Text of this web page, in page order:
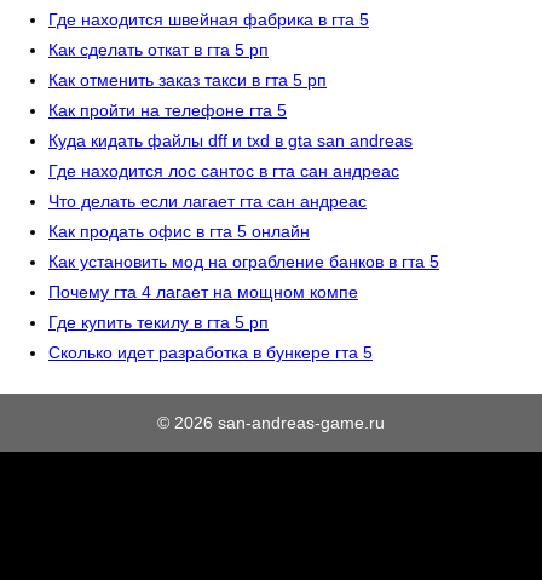
Где находится швейная фабрика в гта 5
Как сделать откат в гта 5 рп
Как отменить заказ такси в гта 5 рп
Как пройти на телефоне гта 5
Куда кидать файлы dff и txd в gta san andreas
Где находится лос сантос в гта сан андреас
Что делать если лагает гта сан андреас
Как продать офис в гта 5 онлайн
Как установить мод на ограбление банков в гта 5
Почему гта 4 лагает на мощном компе
Где купить текилу в гта 5 рп
Сколько идет разработка в бункере гта 5
© 2026 san-andreas-game.ru